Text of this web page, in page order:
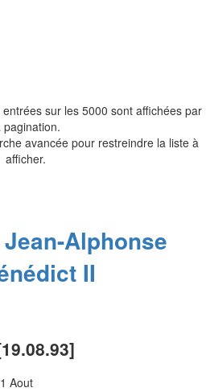
sur les 5000 sont affichées par
pagination.
avancée pour restreindre la liste à
afficher.
Jean-Alphonse
II
Aout